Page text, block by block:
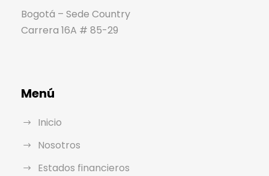
Bogotá – Sede Country
Carrera 16A # 85-29
Menú
Inicio
Nosotros
Estados financieros